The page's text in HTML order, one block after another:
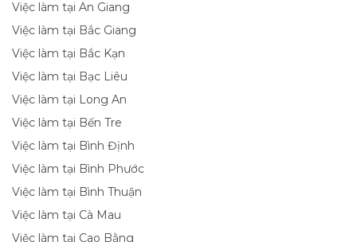
Việc làm tại An Giang
Việc làm tại Bắc Giang
Việc làm tại Bắc Kạn
Việc làm tại Bạc Liêu
Việc làm tại Long An
Việc làm tại Bến Tre
Việc làm tại Bình Định
Việc làm tại Bình Phước
Việc làm tại Bình Thuận
Việc làm tại Cà Mau
Việc làm tại Cao Bằng